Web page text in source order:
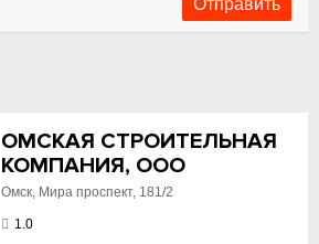
ОМСКАЯ СТРОИТЕЛЬНАЯ
КОМПАНИЯ, ООО
Омск, Мира проспект, 181/2
1.0